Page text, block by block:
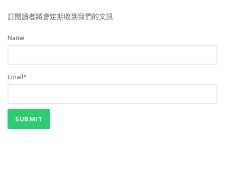
訂閱讀者將會定期收到我們的文訊
Name
Email*